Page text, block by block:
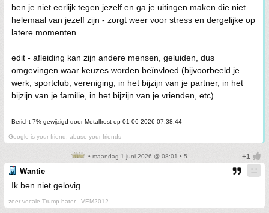
ben je niet eerlijk tegen jezelf en ga je uitingen maken die niet
helemaal van jezelf zijn - zorgt weer voor stress en dergelijke op
latere momenten.
edit - afleiding kan zijn andere mensen, geluiden, dus
omgevingen waar keuzes worden beïnvloed (bijvoorbeeld je
werk, sportclub, vereniging, in het bijzijn van je partner, in het
bijzijn van je familie, in het bijzijn van je vrienden, etc)
Bericht 7% gewijzigd door Metalfrost op 01-06-2026 07:38:44
Google is your friend, abuse your friends
• maandag 1 juni 2026 @ 08:01 • 5
Wantie
Ik ben niet gelovig.
zeer vocale Trump hater - VEM2012